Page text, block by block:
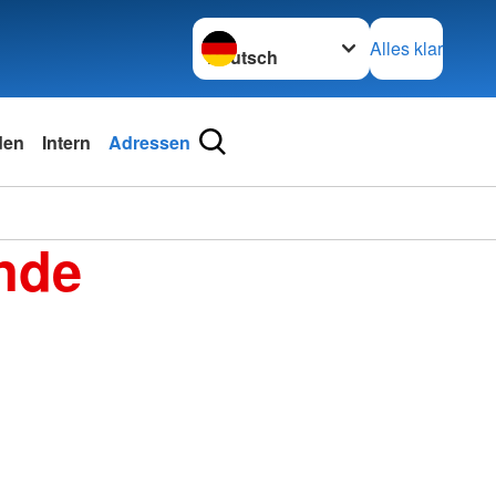
Sprache wechseln zu
Alles klar
Intern Adressen